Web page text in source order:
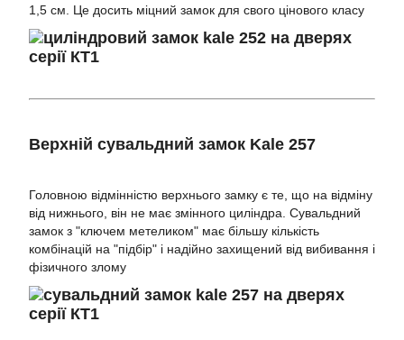
1,5 см. Це досить міцний замок для свого цінового класу
Верхній сувальдний замок Kale 257
Головною відмінністю верхнього замку є те, що на відміну
від нижнього, він не має змінного циліндра. Сувальдний
замок з "ключем метеликом" має більшу кількість
комбінацій на "підбір" і надійно захищений від вибивання і
фізичного злому